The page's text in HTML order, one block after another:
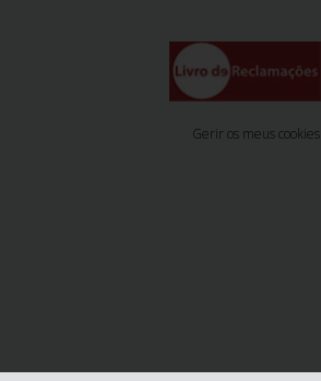
Gerir os meus cookies